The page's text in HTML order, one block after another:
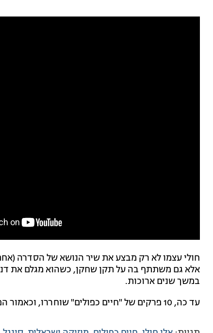
אלא גם משתתף בה על תקן שחקן, כשהוא מגלם את
במשך שנים ארוכות.
עד כה, 10 פרקים של "חיים כפולים" שוחררו, וכאמור הפכו להצלחה גדולה מאוד לאחר שזכו למיליוני צפיות.